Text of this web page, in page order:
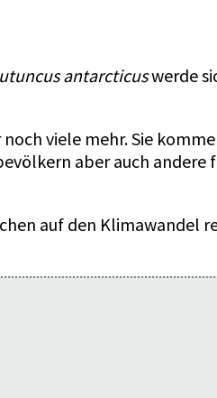
antarcticuswerde
viele mehr. Sie
aber auch andere
auf den Klimawandel